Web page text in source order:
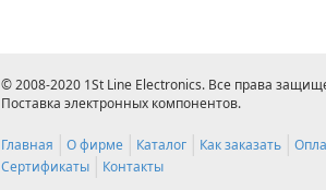
© 2008-2020 1St Line Electronics. Все права
Поставка электронных компонентов.
Главная О фирме Каталог Как заказать
Сертификаты
Контакты